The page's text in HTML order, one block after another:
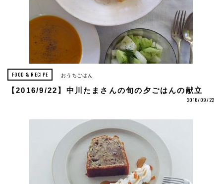
FOOD & RECIPE おうちごはん
【2016/9/22】中川たまさんの旬の夕ごはんの献立
2016/09/22